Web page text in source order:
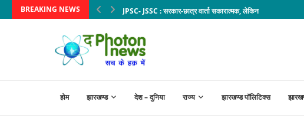
BREAKING NEWS JPSC- JSSC : सरकार-छात्र वार्ता सकारात्मक, लेकिन मांगों पर नहीं बनी
होम झारखण्ड देश – दुनिया राज्य झारखण्ड पॉलिटिक्स